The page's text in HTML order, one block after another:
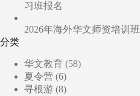
习班报名
2026年海外华文师资培训
分类
华文教育 (58)
夏令营 (6)
寻根游 (8)